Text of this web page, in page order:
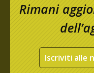
Rimani
Iscriviti alle